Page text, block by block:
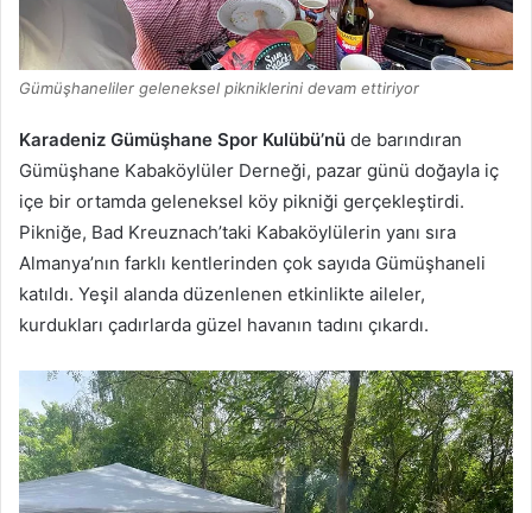
Gümüşhaneliler geleneksel pikniklerini devam ettiriyor
Karadeniz Gümüşhane Spor Kulübü’nü de barındıran
Gümüşhane Kabaköylüler Derneği, pazar günü doğayla iç
içe bir ortamda geleneksel köy pikniği gerçekleştirdi.
Pikniğe, Bad Kreuznach’taki Kabaköylülerin yanı sıra
Almanya’nın farklı kentlerinden çok sayıda Gümüşhaneli
katıldı. Yeşil alanda düzenlenen etkinlikte aileler,
kurdukları çadırlarda güzel havanın tadını çıkardı.